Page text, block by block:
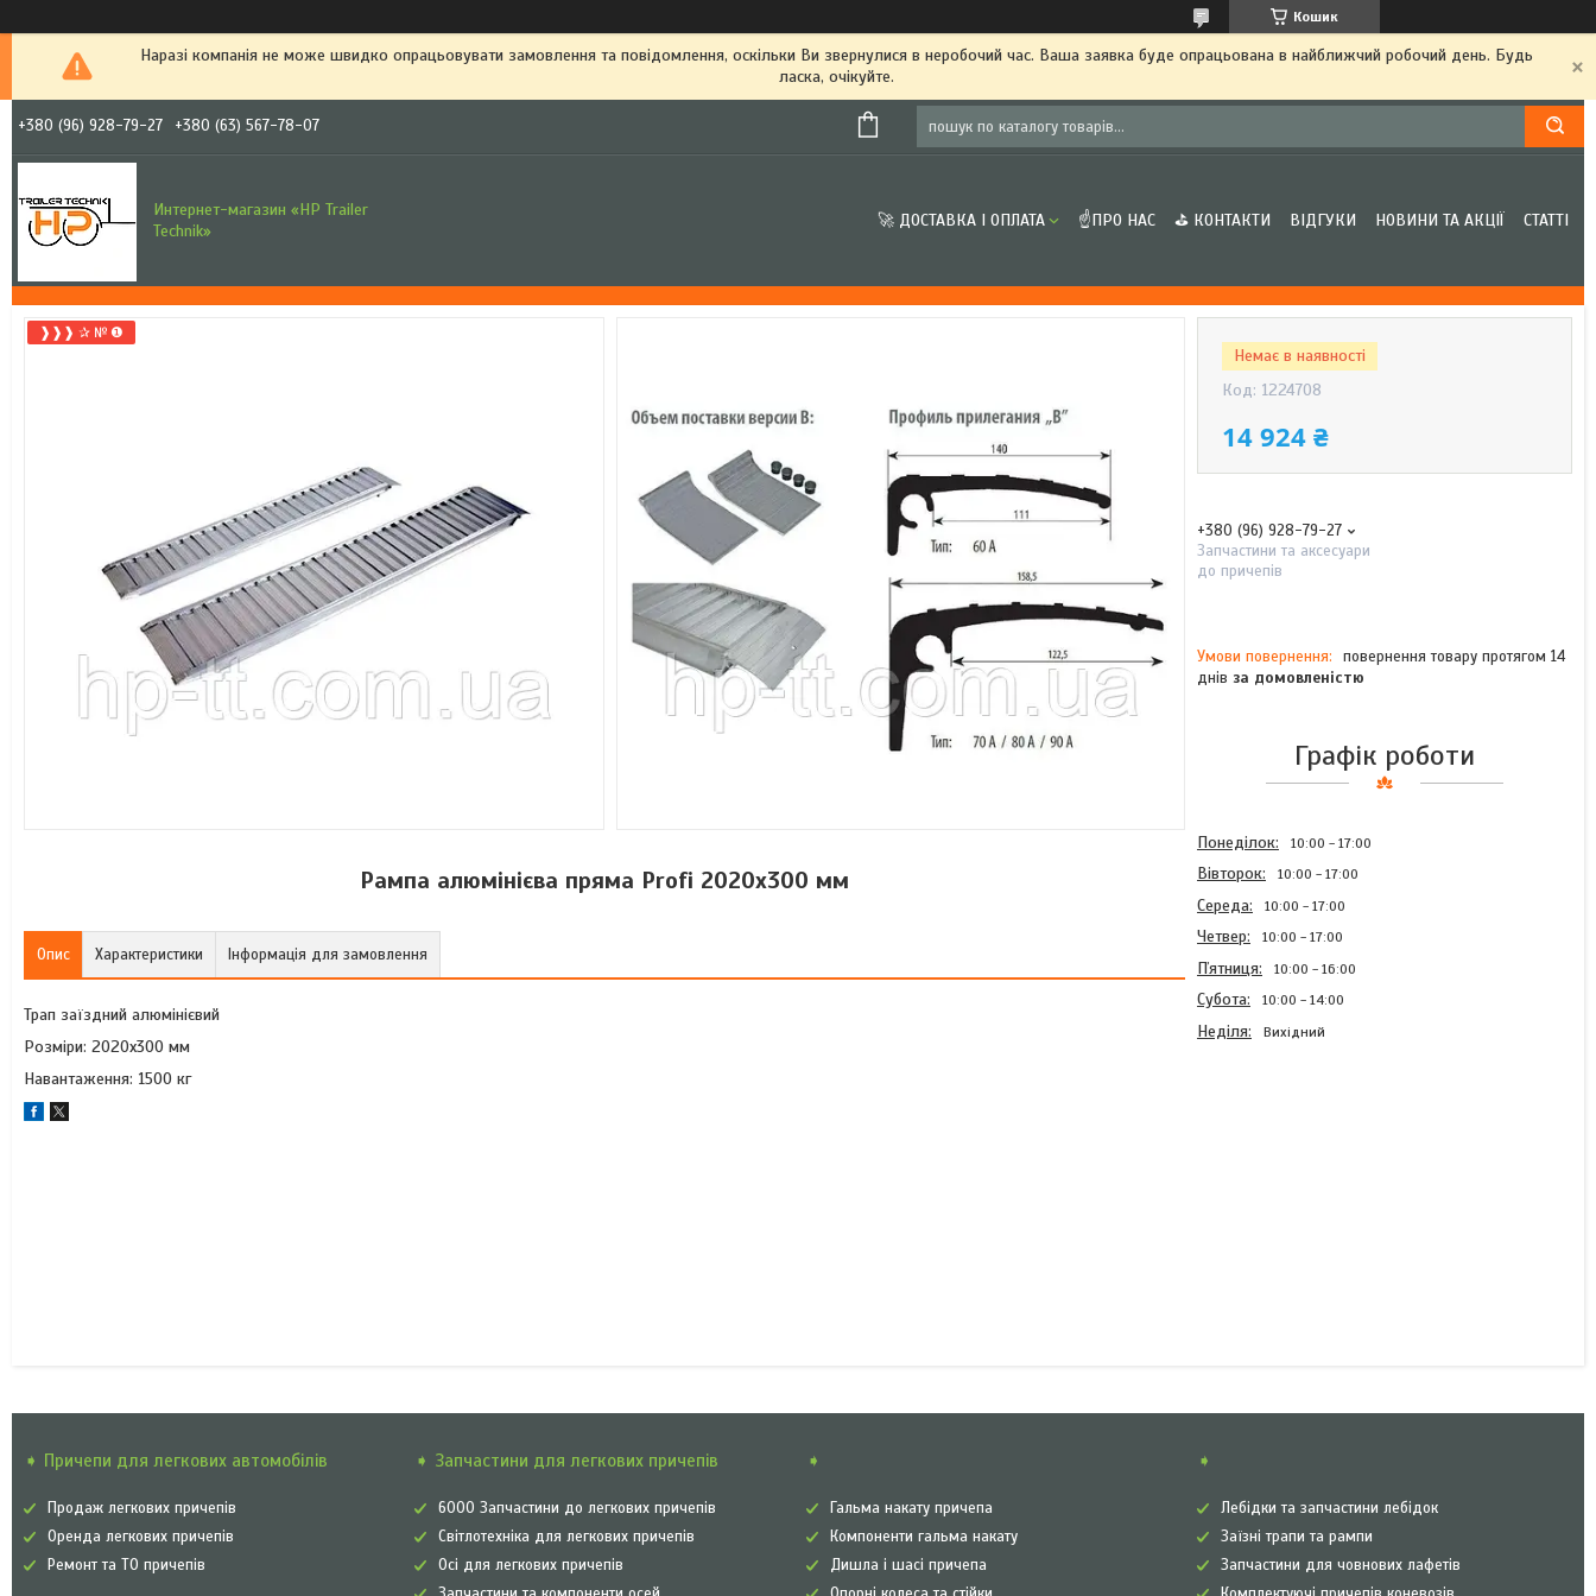
Кошик
Наразі компанія не може швидко опрацьовувати замовлення та повідомлення, оскільки Ви звернулися в неробочий час. Ваша заявка буде опрацьована в найближчий робочий день. Будь
ласка, очікуйте.
+380 (96) 928-79-27 +380 (63) 567-78-07
Интернет-магазин «HP Trailer
Technik»
🚀 ДОСТАВКА І ОПЛАТА ☝ПРО НАС ⛳ КОНТАКТИ ВІДГУКИ НОВИНИ ТА АКЦІЇ СТАТТІ
❱❱❱ ✰ № ❶
Рампа алюмінієва пряма Profi 2020x300 мм
Опис Характеристики Інформація для замовлення
Трап заїздний алюмінієвий
Розміри: 2020x300 мм
Навантаження: 1500 кг
Немає в наявності
Код: 1224708
14 924 ₴
+380 (96) 928-79-27
Запчастини та аксесуари
до причепів
повернення товару протягом 14
днів за домовленістю
Графік роботи
Понеділок 10:00 17:00
Вівторок 10:00 17:00
Середа 10:00 17:00
Четвер 10:00 17:00
Пʼятниця 10:00 16:00
Субота 10:00 14:00
Неділя Вихідний
➧ Причепи для легкових автомобілів
Продаж легкових причепів
Оренда легкових причепів
Ремонт та ТО причепів
➧ Запчастини для легкових причепів
6000 Запчастини до легкових причепів
Світлотехніка для легкових причепів
Осі для легкових причепів
➧
Гальма накату причепа
Компоненти гальма накату
Дишла і шасі причепа
➧
Лебідки та запчастини лебідок
Заїзні трапи та рампи
Запчастини для човнових лафетів